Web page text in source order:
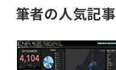
筆者の人気記事